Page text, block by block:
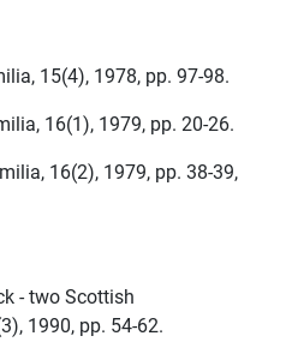
15(4), 1978, pp. 97-98.
16(1), 1979, pp. 20-26.
16(2), 1979, pp. 38-39,
- two Scottish
1990, pp. 54-62.